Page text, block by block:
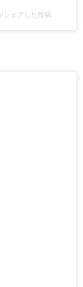
シェアした投稿